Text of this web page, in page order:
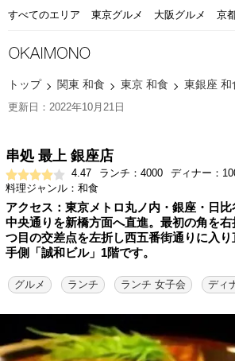
すべてのエリア 東京グルメ 大阪グルメ 京
トップ 関東 和食 東京 和食 東銀座 和
更新日：2022年10月21日
串処 最上 銀座店
4.47 ランチ：4000
ディナー：
料理ジャンル：和食
アクセス：東京メトロ丸ノ内・銀座・日
中央通りを新橋方面へ直進。最初の角を
つ目の交差点を左折し西五番街通りに入
手側「誠和ビル」1階です。
グルメ ランチ ランチ 女子会 ディ